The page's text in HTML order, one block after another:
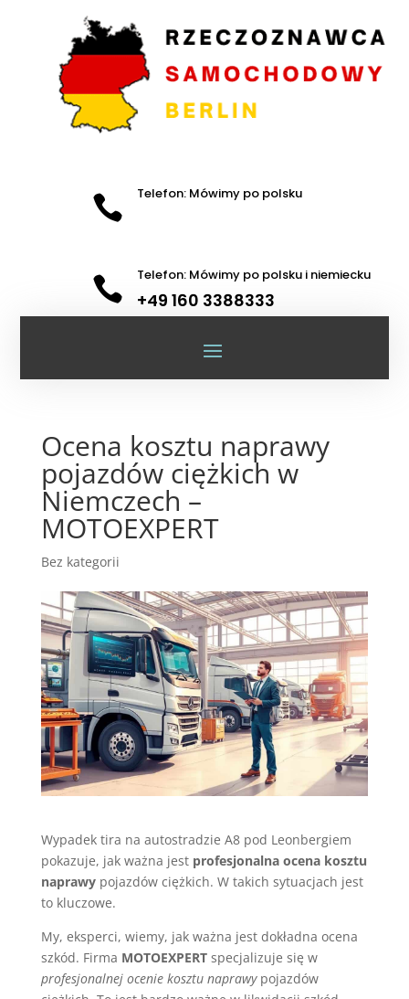
 Telefon: Mówimy po polsku
 Telefon: Mówimy po polsku i niemiecku
+49 160 3388333
Ocena kosztu naprawy
pojazdów ciężkich w
Niemczech –
MOTOEXPERT
Bez kategorii
Wypadek tira na autostradzie A8 pod Leonbergiem
pokazuje, jak ważna jest profesjonalna ocena kosztu
naprawypojazdów ciężkich. W takich sytuacjach jest
to kluczowe.
My, eksperci, wiemy, jak ważna jest dokładna ocena
szkód. Firma MOTOEXPERTspecjalizuje się w
profesjonalnej ocenie kosztu naprawypojazdów